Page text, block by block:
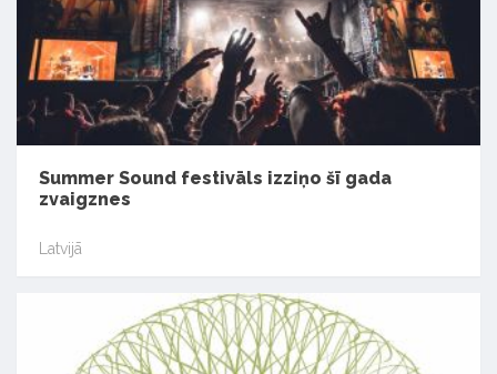
Summer Sound festivāls izziņo šī gada
zvaigznes
Latvijā